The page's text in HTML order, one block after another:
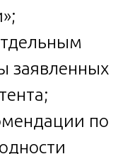
заявленных
по